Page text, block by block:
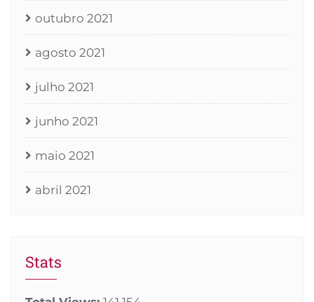
outubro 2021
agosto 2021
julho 2021
junho 2021
maio 2021
abril 2021
Stats